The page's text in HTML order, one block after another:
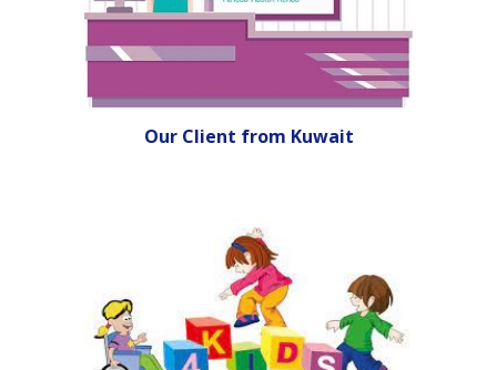
Our Client from Kuwait